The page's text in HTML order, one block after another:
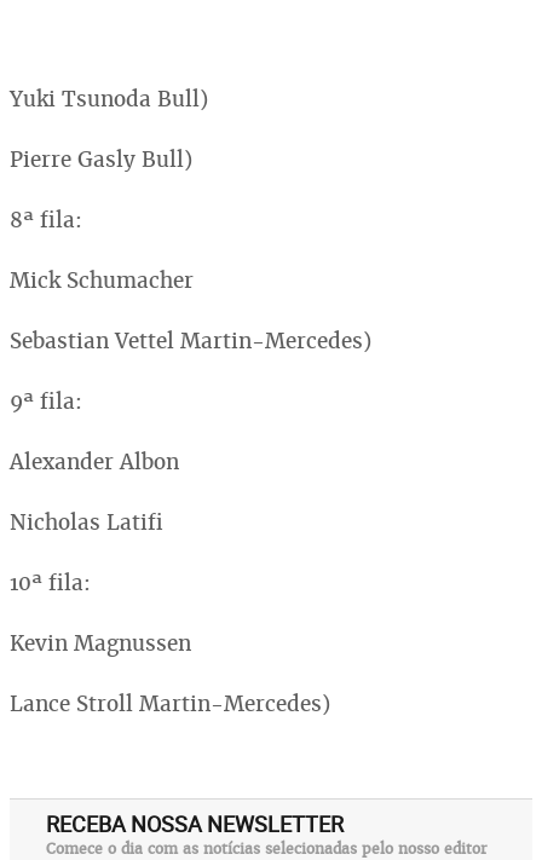
Yuki Tsunoda Bull)
Pierre Gasly Bull)
8ª fila:
Mick Schumacher
Sebastian Vettel Martin-Mercedes)
9ª fila:
Alexander Albon
Nicholas Latifi
10ª fila:
Kevin Magnussen
Lance Stroll Martin-Mercedes)
RECEBA NOSSA NEWSLETTER
Comece o dia com as notícias selecionadas pelo nosso editor